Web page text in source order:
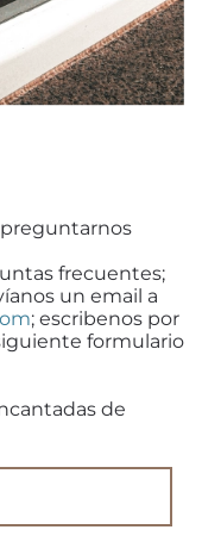
preguntarnos
frecuentes;
un email a
; escribenos por
formulario
de